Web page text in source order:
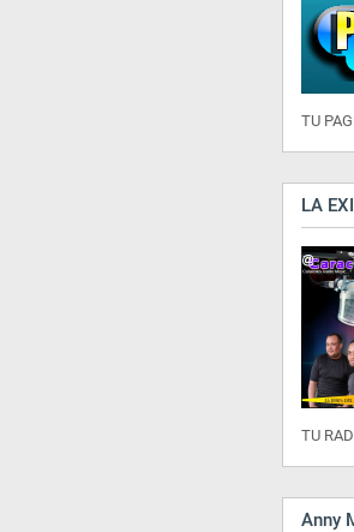
TU
LA
TU
Anny